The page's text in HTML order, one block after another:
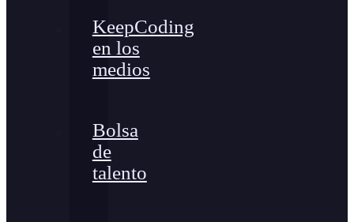
KeepCoding
en los
medios
Bolsa
de
talento